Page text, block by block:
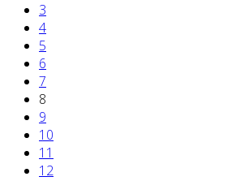
3
4
5
6
7
8
9
10
11
12